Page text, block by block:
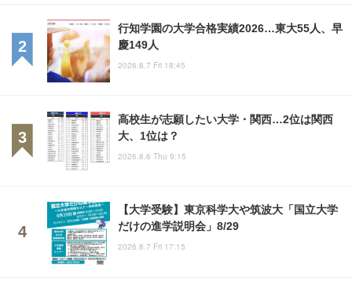
行知学園の大学合格実績2026…東大55人、早
慶149人
2026.8.7 Fri 18:45
高校生が志願したい大学・関西…2位は関西
大、1位は？
2026.8.6 Thu 9:15
【大学受験】東京科学大や筑波大「国立大学
だけの進学説明会」8/29
2026.8.7 Fri 17:15